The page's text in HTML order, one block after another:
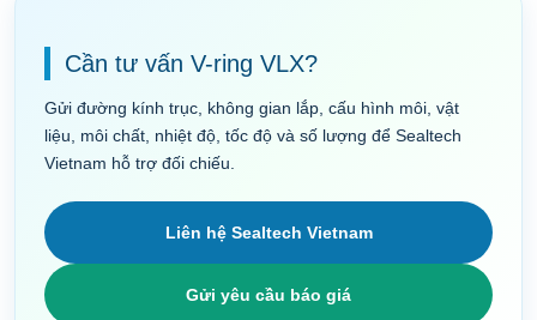
Cần tư vấn V-ring VLX?
Gửi đường kính trục, không gian lắp, cấu hình môi, vật
liệu, môi chất, nhiệt độ, tốc độ và số lượng để Sealtech
Vietnam hỗ trợ đối chiếu.
Liên hệ Sealtech Vietnam
Gửi yêu cầu báo giá